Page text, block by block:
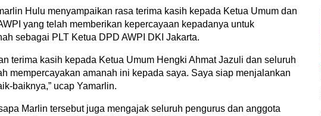
Hulu menyampaikan rasa terima kasih kepada Ketua Umum dan
yang telah memberikan kepercayaan kepadanya untuk
sebagai PLT Ketua DPD AWPI DKI Jakarta.
terima kasih kepada Ketua Umum Hengki Ahmat Jazuli dan seluruh
mempercayakan amanah ini kepada saya. Saya siap menjalankan
baiknya,” ucap Yamarlin.
Marlin tersebut juga mengajak seluruh pengurus dan anggota